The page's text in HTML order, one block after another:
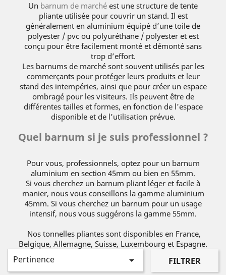
Un barnum de marché est une structure de tente
pliante utilisée pour couvrir un stand. Il est
généralement en aluminium équipé d’une toile de
polyester / pvc ou polyuréthane / polyester et est
conçu pour être facilement monté et démonté sans
trop d’effort.
Les barnums de marché sont souvent utilisés par les
commerçants pour protéger leurs produits et leur
stand des intempéries, ainsi que pour créer un espace
ombragé pour les visiteurs. Ils peuvent être de
différentes tailles et formes, en fonction de l'espace
disponible et de l'utilisation prévue.
Quel barnum si je suis professionnel ?
Pour vous, professionnels, optez pour un barnum
aluminium en section 45mm ou bien en 55mm.
Si vous cherchez un barnum pliant léger et facile à
manier, nous vous conseillons la gamme aluminium
45mm. Si vous cherchez un barnum pour un usage
intensif, nous vous suggérons la gamme 55mm.
Nos tonnelles pliantes sont disponibles en France,
Belgique, Allemagne, Suisse, Luxembourg et Espagne.
Pertinence  FILTRER